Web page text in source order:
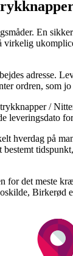
En
adresse.
ordren, som
/
leveringsdato
hverdag på
det meste